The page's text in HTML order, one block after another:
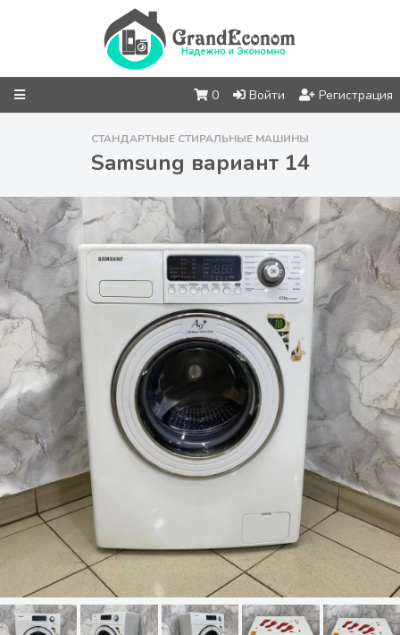
0 Войти Регистрация
СТАНДАРТНЫЕ СТИРАЛЬНЫЕ МАШИНЫ
Samsung вариант 14